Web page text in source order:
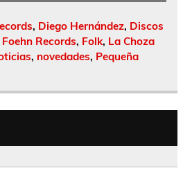
, Diego Hernández, Discos
Foehn Records, Folk, La Choza
, novedades, Pequeña